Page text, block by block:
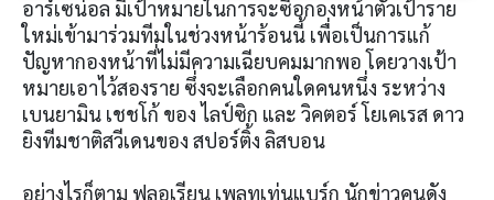
อาร์เซน่อล มีเป้าหมายในการจะซื้อกองหน้าตัวเป้าราย
ใหม่เข้ามาร่วมทีมในช่วงหน้าร้อนนี้ เพื่อเป็นการแก้
ปัญหากองหน้าที่ไม่มีความเฉียบคมมากพอ โดยวางเป้า
หมายเอาไว้สองราย ซึ่งจะเลือกคนใดคนหนึ่ง ระหว่าง
เบนยามิน เชชโก้ ของ ไลป์ซิก และ วิคตอร์ โยเคเรส ดาว
ยิงทีมชาติสวีเดนของ สปอร์ติ้ง ลิสบอน
อย่างไรก็ตาม ฟลอเรียน เพลทเท่นแบร์ก นักข่าวคนดัง